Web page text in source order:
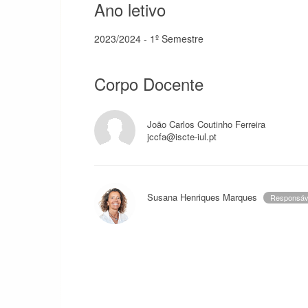
Ano letivo
2023/2024 - 1º Semestre
Corpo Docente
João Carlos Coutinho Ferreira
jccfa@iscte-iul.pt
Susana Henriques Marques